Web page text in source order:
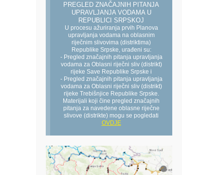
PREGLED ZNAČAJNIH PITANJA
UPRAVLJANJA VODAMA U
REPUBLICI SRPSKOJ
U procesu ažuriranja prvih Planova
upravljanja vodama na oblasnim
riječnim slivovima (distriktima)
Republike Srpske, urađeni su:
- Pregled značajnih pitanja upravljanja
vodama za Oblasni riječni sliv (distrikt)
rijeke Save Republike Srpske i
- Pregled značajnih pitanja upravljanja
vodama za Oblasni riječni sliv (distrikt)
rijeke Trebišnjice Republike Srpske.
Materijali koji čine pregled značajnih
pitanja za navedene oblasne riječne
slivove (distrikte) mogu se pogledati
OVDJE